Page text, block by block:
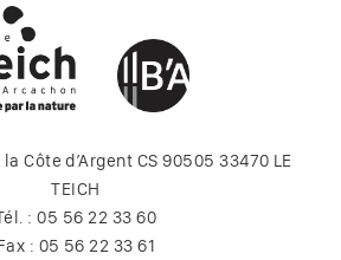
Côte d’Argent CS 90505 33470 LE
TEICH
: 05 56 22 33 60
: 05 56 22 33 61